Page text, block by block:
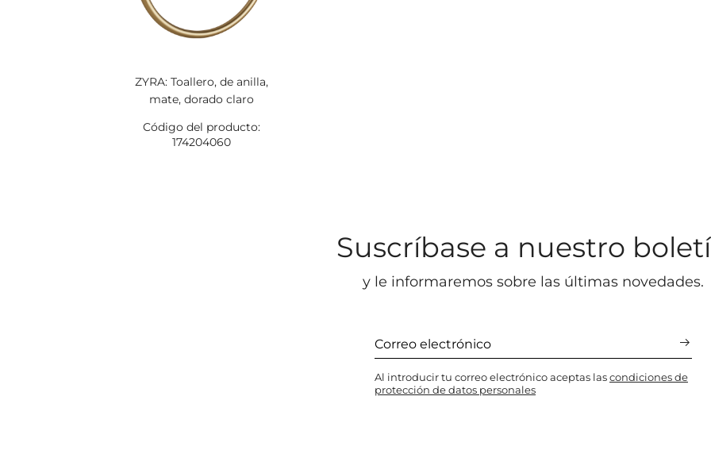
ZYRA: Toallero, de anilla,
mate, dorado claro
Código del producto:
174204060
Suscríbase a nuestro
y le informaremos sobre las últimas novedades.
Al introducir tu correo electrónico aceptas lascondiciones de
protección de datos personales